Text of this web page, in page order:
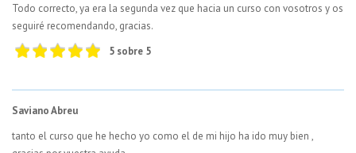
Todo correcto, ya era la segunda vez que hacia un curso con vosotros y os
seguiré recomendando, gracias.
5 sobre 5
Saviano Abreu
tanto el curso que he hecho yo como el de mi hijo ha ido muy bien ,